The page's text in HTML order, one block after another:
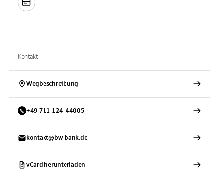
Kontakt
Wegbeschreibung
+49 711 124-44005
kontakt@bw-bank.de
vCard herunterladen